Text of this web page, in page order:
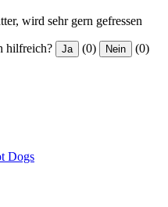
wird sehr gern gefressen
hilfreich? Ja (0) Nein (0)
Dogs